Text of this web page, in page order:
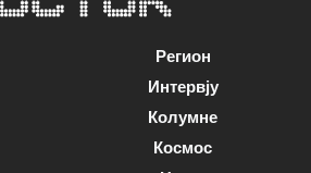
Регион
Интервју
Колумне
Космос